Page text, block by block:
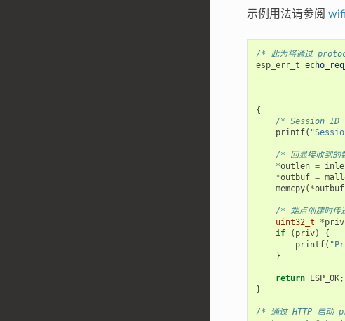
示例用法请参阅
/* 此为将通过
esp_err_t
{
/* Session ID
printf(
/* 回显接收到
*outlen =
*outbuf =
memcpy( *outbuf
/* 端点创建时传
uint32_t
*priv
if
( priv)
{
printf(
}
return ESP_OK;
}
/* 通过 HTTP 启动